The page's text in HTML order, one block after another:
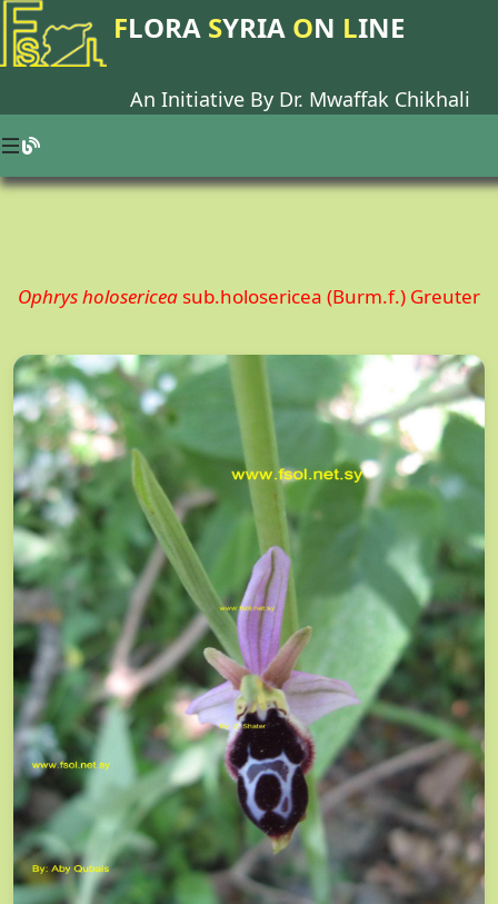
FLORA SYRIA ON LINE
An Initiative By Dr. Mwaffak Chikhali
Ophrys holosericea sub.holosericea (Burm.f.) Greuter